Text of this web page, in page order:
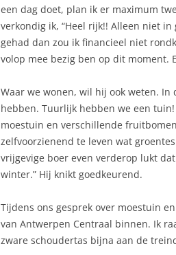
een dag doet, plan ik er maximum
verkondig ik, “Heel rijk!! Alleen niet
gehad dan zou ik financieel niet
volop mee bezig ben op dit moment.
Waar we wonen, wil hij ook weten.
hebben. Tuurlijk hebben we een
moestuin en verschillende
zelfvoorzienend te leven wat
vrijgevige boer even verderop lukt
winter.” Hij knikt goedkeurend.
Tijdens ons gesprek over moestuin
van Antwerpen Centraal binnen. Ik
zware schoudertas bijna aan de